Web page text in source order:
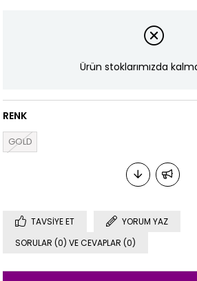
Ürün stoklarımızda
RENK
GOLD
TAVSIYE ET
YORUM YAZ
SORULAR (0) VE CEVAPLAR (0)